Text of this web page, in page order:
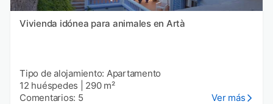
Vivienda idónea para animales en Artà
Tipo de alojamiento: Apartamento
12 huéspedes
290 m²
Comentarios: 5
Ver más